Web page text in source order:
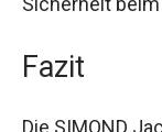
und Sicherheit
Fazit